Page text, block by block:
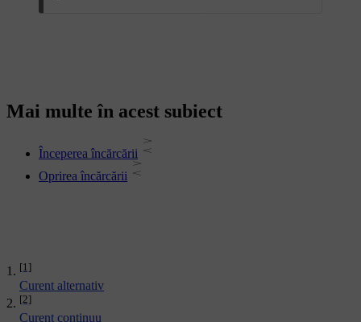
[1]
Curent alternativ
[2]
Curent continuu
Mai multe în acest subiect
Începerea încărcării
Oprirea încărcării